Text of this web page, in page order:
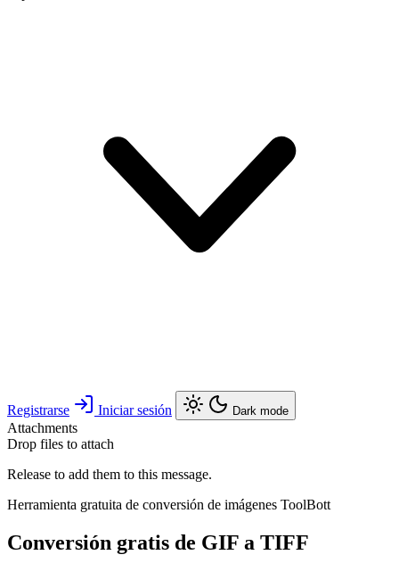
Registrarse Iniciar sesión Dark mode
Attachments
Drop files to attach
Release to add them to this message.
Herramienta gratuita de conversión de imágenes ToolBott
Conversión gratis de GIF a TIFF